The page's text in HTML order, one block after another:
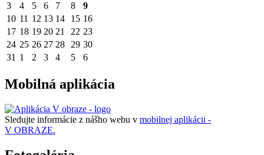
3
4 5 6 7 8
9
10 11 12 13 14 15 16
17 18 19 20 21 22 23
24 25 26 27 28 29 30
31 1 2 3 4 5 6
Mobilná aplikácia
Sledujte informácie z nášho webu v mobilnej aplikácii -
V OBRAZE.